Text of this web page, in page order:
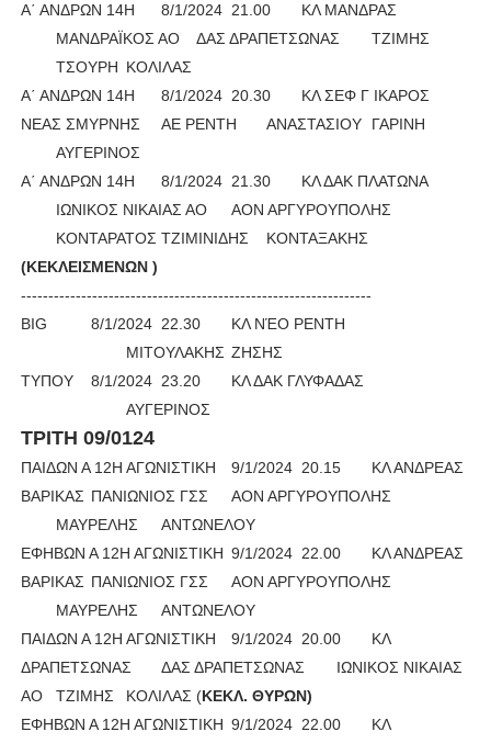
Α΄ ΑΝΔΡΩΝ 14Η
8/1/2024 21.00
ΚΛ ΜΑΝΔΡΑΣ
ΜΑΝΔΡΑΪΚΟΣ ΑΟ
ΔΑΣ ΔΡΑΠΕΤΣΩΝΑΣ
ΤΖΙΜΗΣ
ΤΣΟΥΡΗ ΚΟΛΙΛΑΣ
Α΄ ΑΝΔΡΩΝ 14Η
8/1/2024 20.30
ΚΛ ΣΕΦ Γ ΙΚΑΡΟΣ
ΝΕΑΣ ΣΜΥΡΝΗΣ
ΑΕ ΡΕΝΤΗ ΑΝΑΣΤΑΣΙΟΥ
ΓΑΡΙΝΗ
ΑΥΓΕΡΙΝΟΣ
Α΄ ΑΝΔΡΩΝ 14Η
8/1/2024 21.30
ΚΛ ΔΑΚ ΠΛΑΤΩΝΑ
ΙΩΝΙΚΟΣ ΝΙΚΑΙΑΣ ΑΟ
ΑΟΝ ΑΡΓΥΡΟΥΠΟΛΗΣ
ΚΟΝΤΑΡΑΤΟΣ ΤΖΙΜΙΝΙΔΗΣ
ΚΟΝΤΑΞΑΚΗΣ
(ΚΕΚΛΕΙΣΜΕΝΩΝ )
BIG
8/1/2024 22.30
KΛ ΝΈΟ ΡΕΝΤΗ
ΜΙΤΟΥΛΑΚΗΣ ΖΗΣΗΣ
ΤΥΠΟΥ
8/1/2024 23.20
ΚΛ ΔΑΚ ΓΛΥΦΑΔΑΣ
ΑΥΓΕΡΙΝΟΣ
ΤΡΙΤΗ 09/0124
ΠΑΙΔΩΝ Α 12Η ΑΓΩΝΙΣΤΙΚΗ 9/1/2024 20.15
ΚΛ ΑΝΔΡΕΑΣ
ΒΑΡΙΚΑΣ ΠΑΝΙΩΝΙΟΣ ΓΣΣ
ΑΟΝ ΑΡΓΥΡΟΥΠΟΛΗΣ
ΜΑΥΡΕΛΗΣ
ΑΝΤΩΝΕΛΟΥ
ΕΦΗΒΩΝ Α 12Η ΑΓΩΝΙΣΤΙΚΗ 9/1/2024 22.00
ΚΛ ΑΝΔΡΕΑΣ
ΒΑΡΙΚΑΣ ΠΑΝΙΩΝΙΟΣ ΓΣΣ
ΑΟΝ ΑΡΓΥΡΟΥΠΟΛΗΣ
ΜΑΥΡΕΛΗΣ
ΑΝΤΩΝΕΛΟΥ
ΠΑΙΔΩΝ Α 12Η ΑΓΩΝΙΣΤΙΚΗ
9/1/2024 20.00
ΚΛ
ΔΡΑΠΕΤΣΩΝΑΣ
ΔΑΣ ΔΡΑΠΕΤΣΩΝΑΣ
ΙΩΝΙΚΟΣ ΝΙΚΑΙΑΣ
ΑΟ
ΤΖΙΜΗΣ ΚΟΛΙΛΑΣ (ΚΕΚΛ. ΘΥΡΩΝ)
ΕΦΗΒΩΝ Α 12Η ΑΓΩΝΙΣΤΙΚΗ 9/1/2024 22.00
ΚΛ